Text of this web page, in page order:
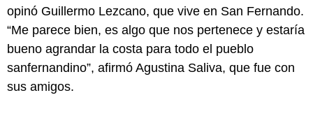
opinó Guillermo Lezcano, que vive en San Fernando.
“Me parece bien, es algo que nos pertenece y estaría
bueno agrandar la costa para todo el pueblo
sanfernandino”, afirmó Agustina Saliva, que fue con
sus amigos.